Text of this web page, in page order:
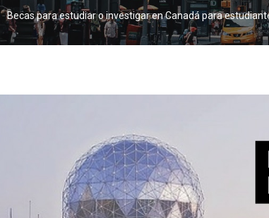
-Becas para estudiar o investigar en Canadá para